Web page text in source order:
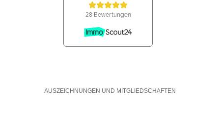
AUSZEICHNUNGEN UND MITGLIEDSCHAFTEN